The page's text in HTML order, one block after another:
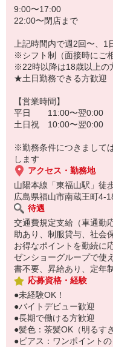
9:00〜17:00
22:00〜閉店まで
上記時間内で週2回〜、1
※シフト制（面接時にご
※22時以降は18歳以上の
★土日勤務できる方歓迎
【営業時間】
平日 11:00〜翌0:00
土日祝 10:00〜翌0:00
※勤務条件につきまして
します
アクセス・勤務地
山陽本線「東福山駅」徒
広島県福山市南蔵王町4-
待遇
交通費規定支給（車通勤
助あり、制服貸与、社会
お得なポイントを勤続に
ゼンショーグループで使
書不要、昇給あり、定年
応募資格・経験
●未経験OK！
●バイトデビュー歓迎
●長期で働ける方歓迎
●髪色：茶髪OK（明るす
●ピアス：ワンポイント